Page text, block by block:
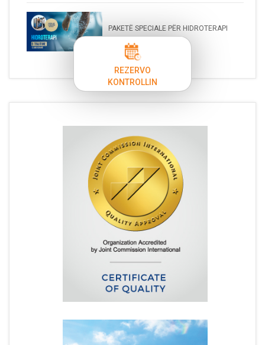
PAKETË SPECIALE PËR HIDROTERAPI
REZERVO
KONTROLLIN